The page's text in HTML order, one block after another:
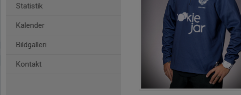
Statistik
Kalender
Bildgalleri
Kontakt